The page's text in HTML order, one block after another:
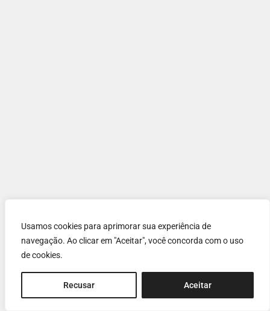
Usamos cookies para aprimorar sua experiência de
navegação. Ao clicar em "Aceitar", você concorda com o uso
de cookies.
Recusar Aceitar